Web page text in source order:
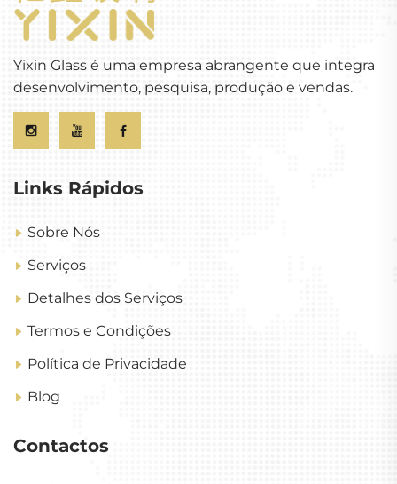
Yixin Glass é uma empresa abrangente que integra
desenvolvimento, pesquisa, produção e vendas.
Links Rápidos
Sobre Nós
Serviços
Detalhes dos Serviços
Termos e Condições
Política de Privacidade
Blog
Contactos